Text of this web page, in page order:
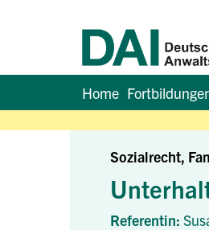
Home
Sozialrecht,
Referentin: